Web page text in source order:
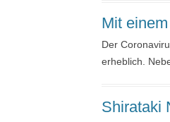
Mit
Der
erheblich.
Shirataki